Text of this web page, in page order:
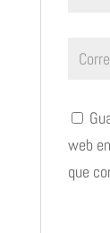
web
que